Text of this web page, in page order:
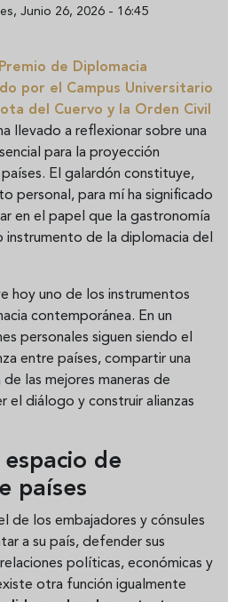
Junio 26, 2026 - 16:45
Premio de Diplomacia
por el Campus Universitario
del Cuervo y la Orden Civil
llevado a reflexionar sobre una
para la proyección
El galardón constituye,
personal, para mí ha significado
en el papel que la gastronomía
instrumento de la diplomacia del
hoy uno de los instrumentos
contemporánea. En un
personales siguen siendo el
entre países, compartir una
las mejores maneras de
el diálogo y construir alianzas
de
países
de los embajadores y cónsules
a su país, defender sus
políticas, económicas y
otra función igualmente